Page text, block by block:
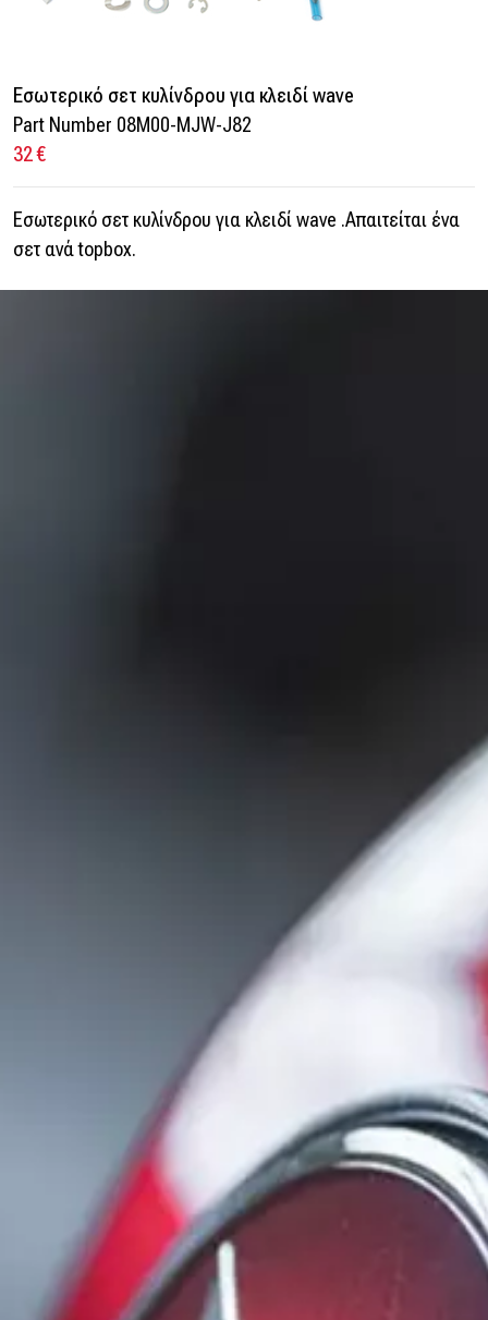
Εσωτερικό σετ κυλίνδρου για κλειδί wave
Part Number 08M00-MJW-J82
32 €
Εσωτερικό σετ κυλίνδρου για κλειδί wave .Απαιτείται ένα
σετ ανά topbox.